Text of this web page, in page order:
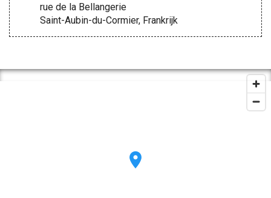
rue de la Bellangerie
Saint-Aubin-du-Cormier, Frankrijk